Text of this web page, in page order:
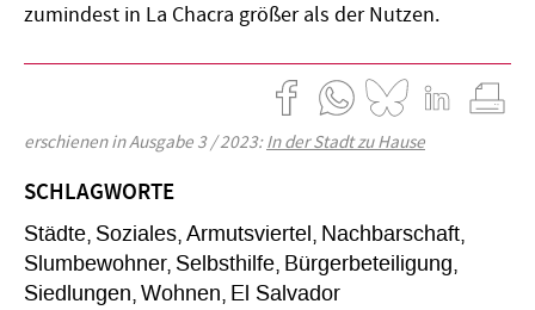
zumindest in La Chacra größer als der Nutzen.
erschienen in Ausgabe 3 / 2023:In der Stadt zu Hause
SCHLAGWORTE
Städte Soziales Armutsviertel Nachbarschaft
Slumbewohner Selbsthilfe Bürgerbeteiligung
Siedlungen Wohnen El Salvador